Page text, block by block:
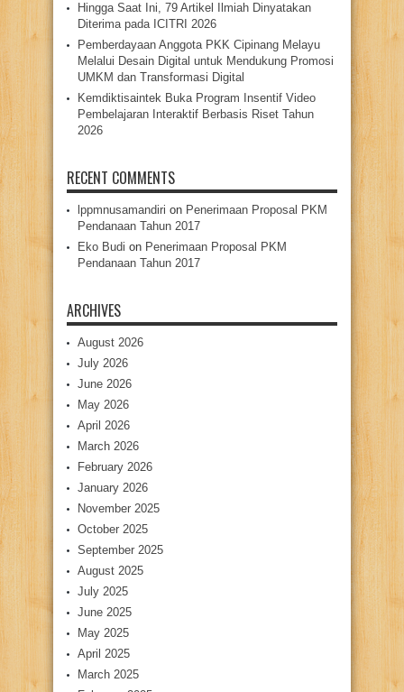
Hingga Saat Ini, 79 Artikel Ilmiah Dinyatakan
Diterima pada ICITRI 2026
Pemberdayaan Anggota PKK Cipinang Melayu
Melalui Desain Digital untuk Mendukung Promosi
UMKM dan Transformasi Digital
Kemdiktisaintek Buka Program Insentif Video
Pembelajaran Interaktif Berbasis Riset Tahun
2026
RECENT COMMENTS
lppmnusamandiri on Penerimaan Proposal PKM
Pendanaan Tahun 2017
Eko Budi on Penerimaan Proposal PKM
Pendanaan Tahun 2017
ARCHIVES
August 2026
July 2026
June 2026
May 2026
April 2026
March 2026
February 2026
January 2026
November 2025
October 2025
September 2025
August 2025
July 2025
June 2025
May 2025
April 2025
March 2025